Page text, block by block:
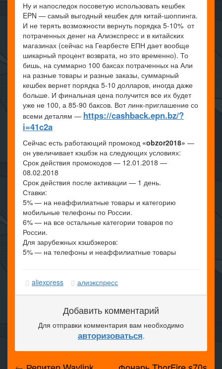
Ну и напоследок посоветую использовать кешбек
EPN — самый выгодный кешбек для китай-шоппинга.
И не терять возможности вернуть порядка 5-10% от
потраченных денег на Алиэкспресс и в китайских
магазинах (сейчас на Геарбесте ЕПН дает вообще
шикарный процент возврата, но это временно). То
бишь, на суммарно 100 баксах потраченных на Али
на разные товары и разные заказы, суммарный
кешбек вернет порядка 5-10 долларов, иногда даже
больше. И финальная цена получится все их будет
уже не 100, а 85-90 баксов. Вот линк-приглашение со
всеми деталям — https://cashback.epn.bz/?
i=41c2a
Сейчас есть работающий промокод «obzor2018» —
он увеличивает кэшбэк на следующих условиях:
Срок действия промокодов — 12.01.2018 —
08.02.2018
Срок действия после активации — 1 день.
Ставки:
5% — на неаффилиатные товары и категорию
мобильные телефоны по России.
6% — на все остальные категории товаров по
России.
Для зарубежных кэшбэкеров:
5% — на телефоны и неаффилиатные товары
aliexpress алиэкспресс
Добавить комментарий
Для отправки комментария вам необходимо
авторизоваться.